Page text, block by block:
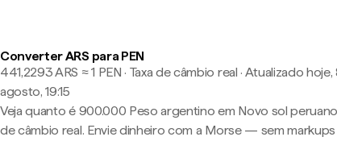
Converter ARS para PEN
441,2293 ARS ≈ 1 PEN · Taxa de câmbio real · Atualizado hoje,
agosto, 19:15
Veja quanto é 900.000 Peso argentino em Novo sol
de câmbio real. Envie dinheiro com a Morse — sem